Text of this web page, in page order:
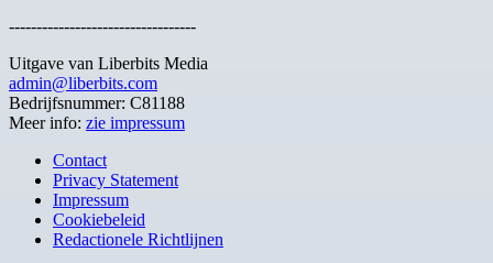
----------------------------------
Uitgave van Liberbits Media
admin@liberbits.com
Bedrijfsnummer: C81188
Meer info: zie impressum
Contact
Privacy Statement
Impressum
Cookiebeleid
Redactionele Richtlijnen